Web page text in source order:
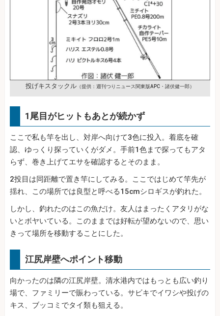
投げキスタックル （提供：週刊つりニュース関東版APC・諸伏健一郎）
1尾目がヒットもあとが続かず
ここで私も竿を出し、対岸へ向けて3色に投入。着底を確
認、ゆっくり探っていくがダメ。手前1色まで探ってもアタ
らず、巻き上げてエサを確認するとそのまま。
2投目は同距離で置き竿にしてみる。ここではじめて竿先が
揺れ、この場所では良型と呼べる15cmシロギスが釣れた。
しかし、釣れたのはこの魚だけ。友人はまったくアタリがな
いとボヤいている。このままでは好転が望めないので、思い
きって場所を移動することにした。
江尻岸壁へポイント移動
向かったのは隣の江尻岸壁。清水港内ではもっとも広い釣り
場で、ファミリーで賑わっている。サビキでイワシや投げの
キス、ブッコミでタイ類も狙える。